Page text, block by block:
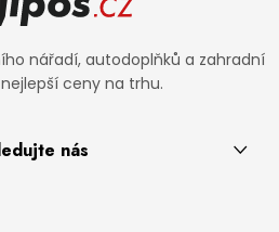
nářadí, autodoplňků a zahradní
ceny na trhu.
nás